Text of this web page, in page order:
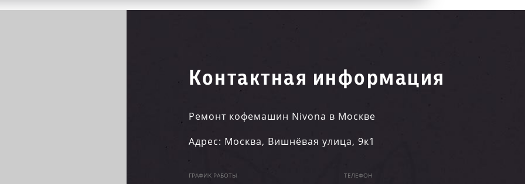
Контактная информация
Ремонт кофемашин Nivona в Москве
Адрес: Москва, Вишнёвая улица, 9к1
ГРАФИК РАБОТЫ ТЕЛЕФОН